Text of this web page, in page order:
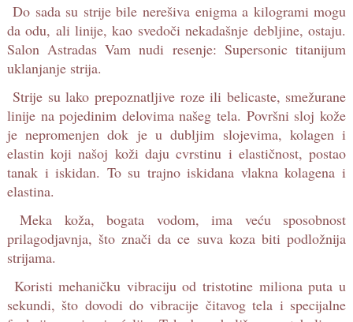
Do sada su strije bile nerešiva enigma a kilogrami mogu
da odu, ali linije, kao svedoči nekadašnje debljine, ostaju.
Salon Astradas Vam nudi resenje: Supersonic titanijum
uklanjanje strija.
Strije su lako prepoznatljive roze ili belicaste, smežurane
linije na pojedinim delovima našeg tela. Površni sloj kože
je nepromenjen dok je u dubljim slojevima, kolagen i
elastin koji našoj koži daju cvrstinu i elastičnost, postao
tanak i iskidan. To su trajno iskidana vlakna kolagena i
elastina.
Meka koža, bogata vodom, ima veću sposobnost
prilagodjavnja, što znači da ce suva koza biti podložnija
strijama.
Koristi mehaničku vibraciju od tristotine miliona puta u
sekundi, što dovodi do vibracije čitavog tela i specijalne